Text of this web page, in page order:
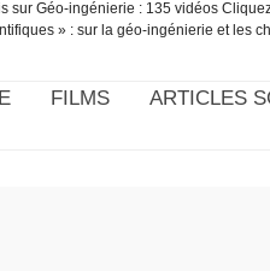
sur Géo-ingénierie : 135 vidéos
» : sur la géo-ingénierie et les
FILMS
ARTICLES